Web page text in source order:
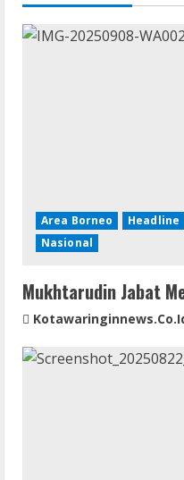
n
u
i
n
g
Area Borneo Headline
Nasional
Mukhtarudin Jabat